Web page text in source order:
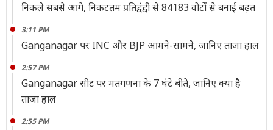
निकले सबसे आगे, निकटतम प्रतिद्वंद्वी से 84183 वोटोंं से बनाई बढ़त
3:11 PM
Ganganagar पर INC और BJP आमने-सामने, जानिए ताजा हाल
2:57 PM
Ganganagar सीट पर मतगणना के 7 घंटे बीते, जानिए क्या है
ताजा हाल
2:55 PM